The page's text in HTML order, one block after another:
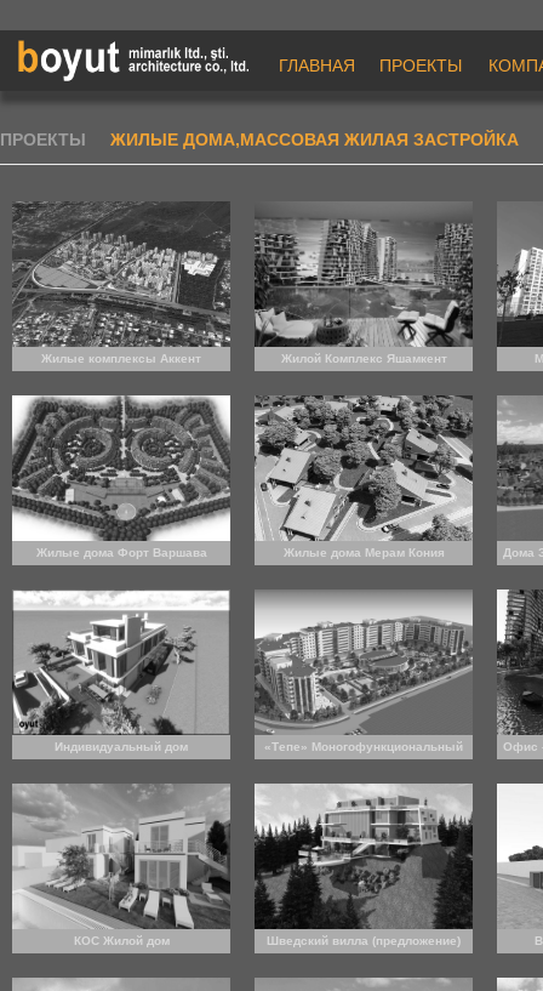
ГЛАВНАЯ ПРОЕКТЫ
ПРОЕКТЫ ЖИЛЫЕ ДОМА,МАССОВАЯ ЖИЛАЯ ЗАСТРОЙКА
Жилые комплексы Аккент
Жилой Комплекс Яшамкент
Жилые дома Форт Варшава
Жилые дома Мерам Кония
Дома
Индивидуальный дом
«Тепе» Моногофункциональный
В.Г. Украина
Oфис
КОС Жилой дом Шведский вилла (предложение)